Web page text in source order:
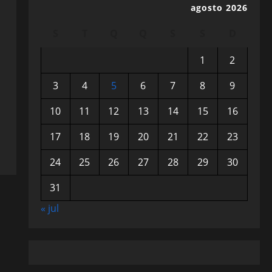
agosto 2026
1
2
3
4 5 6 7 8
9
10
11 12 13 14 15
16
17
18 19 20 21 22
23
24
25 26 27 28 29
30
31
« jul